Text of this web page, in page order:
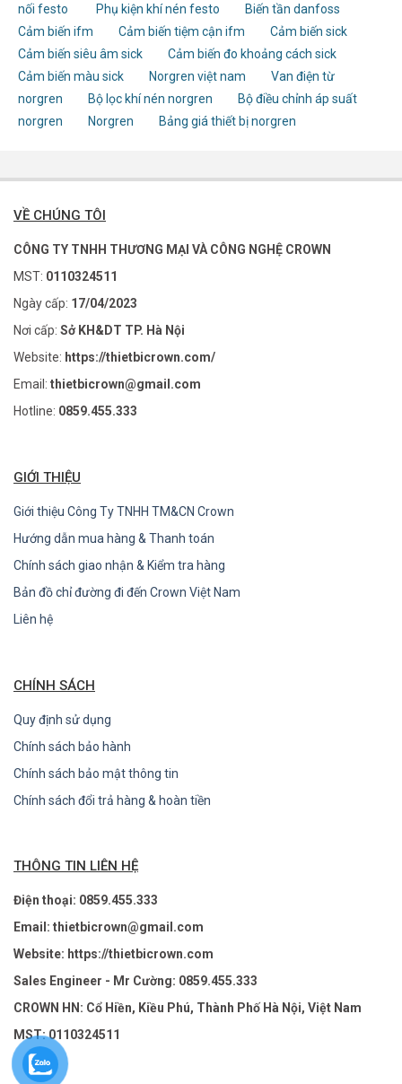
nối festo
Phụ kiện khí nén festo
Biến tần danfoss
Cảm biến ifm
Cảm biến tiệm cận ifm
Cảm biến sick
Cảm biến siêu âm sick
Cảm biến đo khoảng cách sick
Cảm biến màu sick
Norgren việt nam
Van điện từ
norgren
Bộ lọc khí nén norgren
Bộ điều chỉnh áp suất
norgren
Norgren Bảng giá thiết bị norgren
VỀ CHÚNG TÔI
CÔNG TY TNHH THƯƠNG MẠI VÀ CÔNG NGHỆ CROWN
MST: 0110324511
Ngày cấp: 17/04/2023
Nơi cấp: Sở KH&DT TP. Hà Nội
Website: https://thietbicrown.com/
Email: thietbicrown@gmail.com
Hotline: 0859.455.333
GIỚI THIỆU
Giới thiệu Công Ty TNHH TM&CN Crown
Hướng dẫn mua hàng & Thanh toán
Chính sách giao nhận & Kiểm tra hàng
Bản đồ chỉ đường đi đến Crown Việt Nam
Liên hệ
CHÍNH SÁCH
Quy định sử dụng
Chính sách bảo hành
Chính sách bảo mật thông tin
Chính sách đổi trả hàng & hoàn tiền
THÔNG TIN LIÊN HỆ
Điện thoại: 0859.455.333
Email: thietbicrown@gmail.com
Website: https://thietbicrown.com
Sales Engineer - Mr Cường: 0859.455.333
CROWN HN: Cổ Hiền, Kiều Phú, Thành Phố Hà Nội, Việt Nam
MST: 0110324511